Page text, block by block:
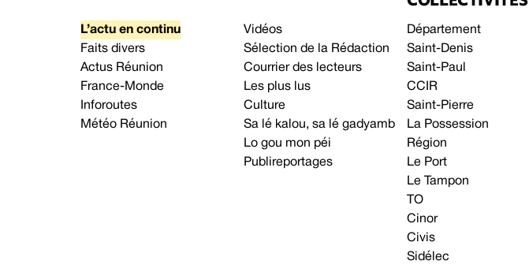
L’actu en continu
Faits divers
Actus Réunion
France-Monde
Inforoutes
Météo Réunion
Vidéos
Sélection de la Rédaction
Courrier des lecteurs
Les plus lus
Culture
Sa lé kalou, sa lé gadyamb
Lo gou mon péi
Publireportages
Département
Saint-Denis
Saint-Paul
CCIR
Saint-Pierre
La Possession
Région
Le Port
Le Tampon
TO
Cinor
Civis
Sidélec